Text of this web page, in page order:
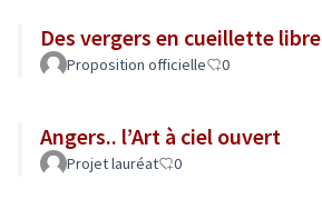
Des vergers en cueillette libre
Proposition officielle 0
Angers.. l’Art à ciel ouvert
Projet lauréat 0